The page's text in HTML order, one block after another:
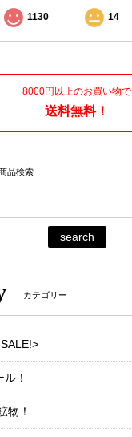
1130 14
8000円以上のお買い物で
送料無料！
品検索
search
カテゴリー
！
物！